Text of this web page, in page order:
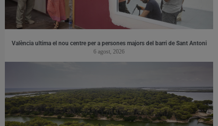
València ultima el nou centre per a persones majors del barri de Sant Antoni
6 agost, 2026